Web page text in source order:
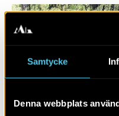
Samtycke
Denna webbplats